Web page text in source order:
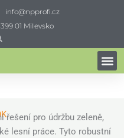
info@npprofi.cz
01 MiIevsko
Search
pro údržbu zeleně,
lesní práce. Tyto robustní